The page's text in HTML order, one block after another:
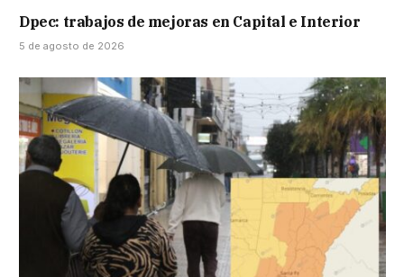
Dpec: trabajos de mejoras en Capital e Interior
5 de agosto de 2026